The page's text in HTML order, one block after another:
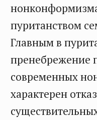
пуританством
Главным в
пренебрежение
современных
характерен